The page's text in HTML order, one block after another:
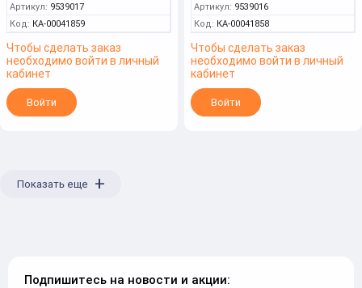
Артикул: 9539017
Код: КА-00041859
Чтобы сделать заказ
необходимо войти в личный
кабинет
Войти
Артикул: 9539016
Код: КА-00041858
Чтобы сделать заказ
необходимо войти в личный
кабинет
Войти
Показать еще +
Подпишитесь на новости и акции: